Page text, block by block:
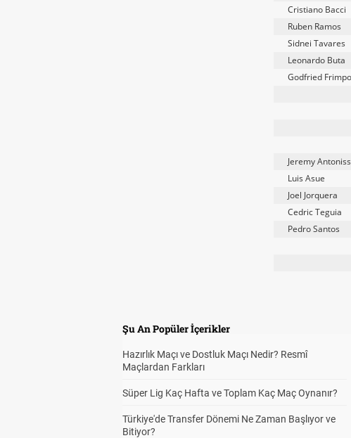
Cristiano Bacci
Ruben Ramos
Sidnei Tavares
Leonardo Buta
Godfried
Jeremy
Luis Asue
Joel Jorquera
Cedric Teguia
Pedro Santos
Şu An Popüler İçerikler
Hazırlık Maçı ve Dostluk Maçı Nedir? Resmî
Maçlardan Farkları
Süper Lig Kaç Hafta ve Toplam Kaç Maç Oynanır?
Türkiye'de Transfer Dönemi Ne Zaman Başlıyor ve
Bitiyor?